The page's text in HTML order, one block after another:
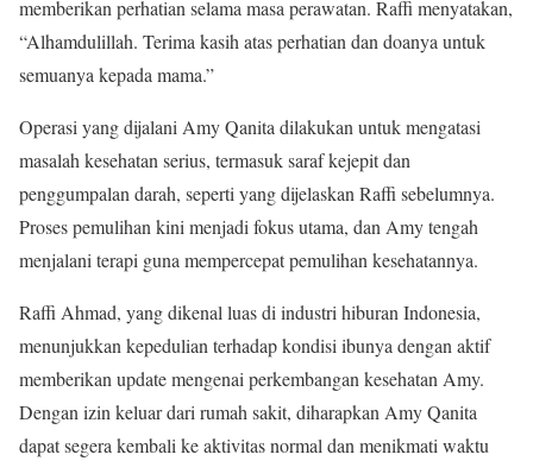
memberikan perhatian selama masa perawatan. Raffi menyatakan,
“Alhamdulillah. Terima kasih atas perhatian dan doanya untuk
semuanya kepada mama.”
Operasi yang dijalani Amy Qanita dilakukan untuk mengatasi
masalah kesehatan serius, termasuk saraf kejepit dan
penggumpalan darah, seperti yang dijelaskan Raffi sebelumnya.
Proses pemulihan kini menjadi fokus utama, dan Amy tengah
menjalani terapi guna mempercepat pemulihan kesehatannya.
Raffi Ahmad, yang dikenal luas di industri hiburan Indonesia,
menunjukkan kepedulian terhadap kondisi ibunya dengan aktif
memberikan update mengenai perkembangan kesehatan Amy.
Dengan izin keluar dari rumah sakit, diharapkan Amy Qanita
dapat segera kembali ke aktivitas normal dan menikmati waktu